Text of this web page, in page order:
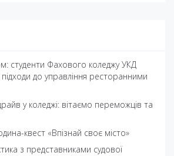
студенти Фахового коледжу УКД
підходи до управління ресторанними
у коледжі: вітаємо переможців та
квест «Впізнай своє місто»
з представниками судової